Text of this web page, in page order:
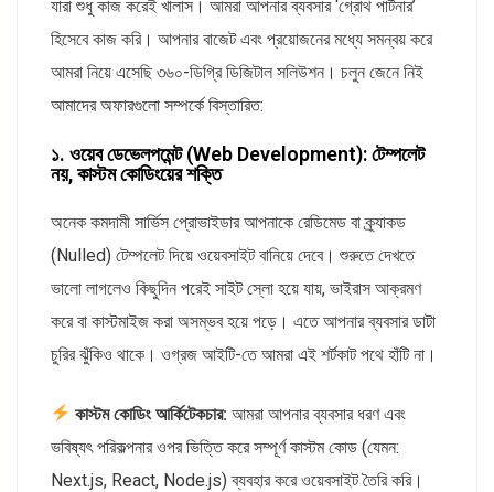
যারা শুধু কাজ করেই খালাস। আমরা আপনার ব্যবসার ‘গ্রোথ পার্টনার’
হিসেবে কাজ করি। আপনার বাজেট এবং প্রয়োজনের মধ্যে সমন্বয় করে
আমরা নিয়ে এসেছি ৩৬০-ডিগ্রি ডিজিটাল সলিউশন। চলুন জেনে নিই
আমাদের অফারগুলো সম্পর্কে বিস্তারিত:
১. ওয়েব ডেভেলপমেন্ট (Web Development): টেম্পলেট
নয়, কাস্টম কোডিংয়ের শক্তি
অনেক কমদামী সার্ভিস প্রোভাইডার আপনাকে রেডিমেড বা ক্র্যাকড
(Nulled) টেম্পলেট দিয়ে ওয়েবসাইট বানিয়ে দেবে। শুরুতে দেখতে
ভালো লাগলেও কিছুদিন পরেই সাইট স্লো হয়ে যায়, ভাইরাস আক্রমণ
করে বা কাস্টমাইজ করা অসম্ভব হয়ে পড়ে। এতে আপনার ব্যবসার ডাটা
চুরির ঝুঁকিও থাকে। ওগ্রজ আইটি-তে আমরা এই শর্টকাট পথে হাঁটি না।
কাস্টম কোডিং আর্কিটেকচার: আমরা আপনার ব্যবসার ধরণ এবং
ভবিষ্যৎ পরিকল্পনার ওপর ভিত্তি করে সম্পূর্ণ কাস্টম কোড (যেমন:
Next.js, React, Node.js) ব্যবহার করে ওয়েবসাইট তৈরি করি।